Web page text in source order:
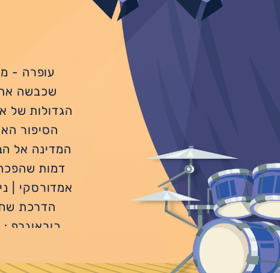
עופרה -
שכבשה את
הגדולות של
הסיפור
המדינה אל
דמות
אמדורסקי |
הדרכת
כוראוגרף :
בהשתתפות: